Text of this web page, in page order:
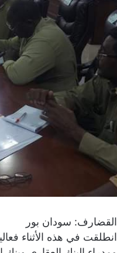
ا
القضارف: سودان بور
انطلقت في هذه الأثناء